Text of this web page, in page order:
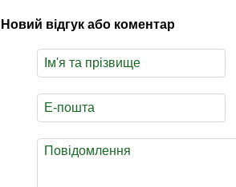
Новий відгук або коментар